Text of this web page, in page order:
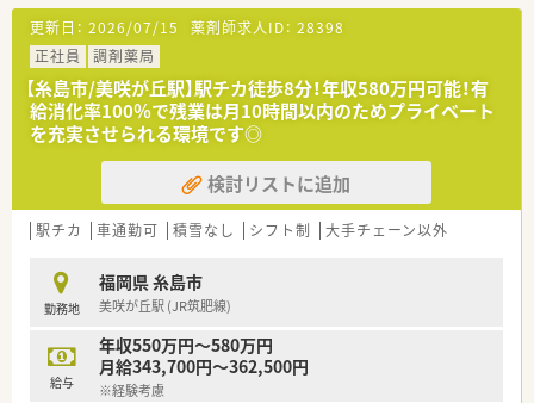
更新日： 2026/07/15 薬剤師求人ID： 28398
正社員
調剤薬局
【糸島市/美咲が丘駅】駅チカ徒歩8分！年収580万円可能！有
給消化率100％で残業は月10時間以内のためプライベート
を充実させられる環境です◎
検討リストに追加
駅チカ 車通勤可 積雪なし シフト制 大手チェーン以外
勤務地
福岡県 糸島市
美咲が丘駅 (JR筑肥線)
給与
年収550万円～580万円
月給343,700円～362,500円
※経験考慮